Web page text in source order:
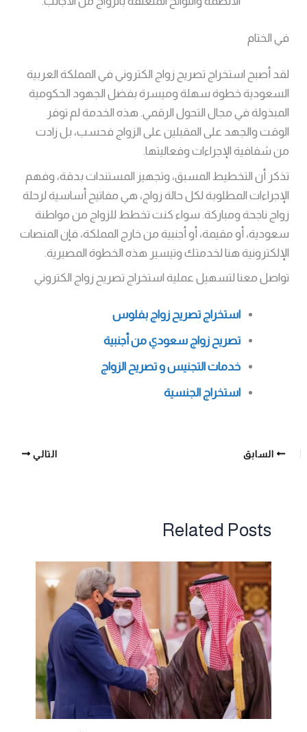
في الختام
لقد أصبح استخراج تصريح زواج الكتروني في المملكة العربية
السعودية خطوة سهلة وميسرة بفضل الجهود الحكومية
المبذولة في مجال التحول الرقمي. هذه الخدمة لم توفر
الوقت والجهد على المقبلين على الزواج فحسب، بل زادت
من شفافية الإجراءات وفعاليتها.
تذكر أن التخطيط المسبق، وتجهيز المستندات بدقة، وفهم
الإجراءات المطلوبة لكل حالة زواج، هي مفاتيح أساسية لرحلة
زواج ناجحة ومباركة. سواء كنت تخطط للزواج من مواطنة
سعودية، أو مقيمة، أو أجنبية من خارج المملكة، فإن المنصات
الإلكترونية هنا لخدمتك وتيسير هذه الخطوة المصيرية.
تواصل معنا لتسهيل عملية استخراج تصريح زواج الكتروني
استخراج تصريح زواج بفلوس
تصريح زواج سعودي من أجنبية
خدمات التجنيس و تصريح الزواج
استخراج الجنسية
السابق التالي
Related Posts